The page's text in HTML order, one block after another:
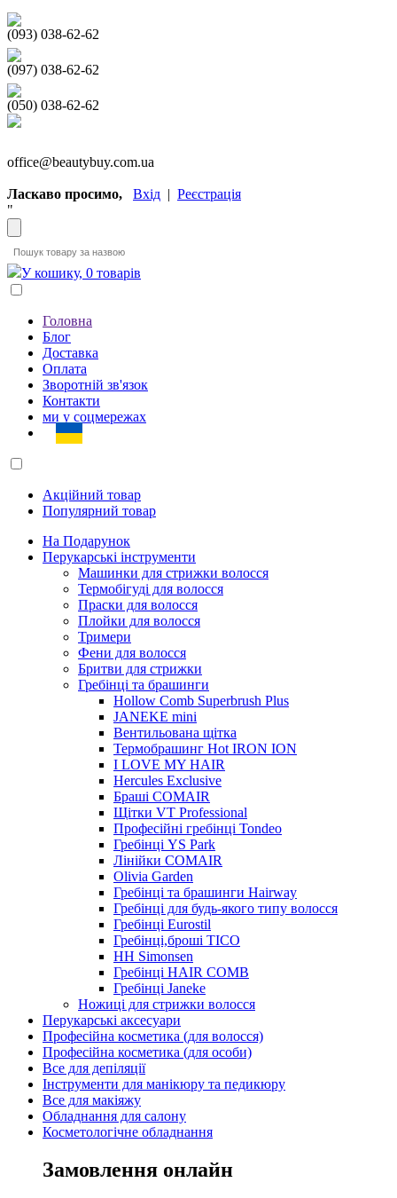
(093) 038-62-62
(097) 038-62-62
(050) 038-62-62
office@beautybuy.com.ua
Ласкаво просимо, Вхід | Реєстрація
"
У кошику, 0 товарів
Головна
Блог
Доставка
Оплата
Зворотній зв'язок
Контакти
ми у соцмережах
Акційний товар
Популярний товар
На Подарунок
Перукарські інструменти
Машинки для стрижки волосся
Термобігуді для волосся
Праски для волосся
Плойки для волосся
Тримери
Фени для волосся
Бритви для стрижки
Гребінці та брашинги
Hollow Comb Superbrush Plus
JANEKE mini
Вентильована щітка
Термобрашинг Hot IRON ION
I LOVE MY HAIR
Hercules Exclusive
Браші COMAIR
Щітки VT Professional
Професійні гребінці Tondeo
Гребінці YS Park
Лінійки COMAIR
Olivia Garden
Гребінці та брашинги Hairway
Гребінці для будь-якого типу волосся
Гребінці Eurostil
Гребінці,броші TICO
HH Simonsen
Гребінці HAIR COMB
Гребінці Janeke
Ножиці для стрижки волосся
Перукарські аксесуари
Професійна косметика (для волосся)
Професійна косметика (для особи)
Все для депіляції
Інструменти для манікюру та педикюру
Все для макіяжу
Обладнання для салону
Косметологічне обладнання
Замовлення онлайн